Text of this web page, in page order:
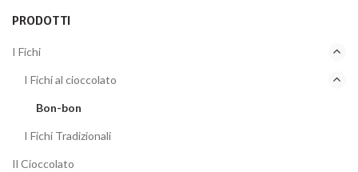
PRODOTTI
I Fichi
I Fichi al cioccolato
Bon-bon
I Fichi Tradizionali
Il Cioccolato